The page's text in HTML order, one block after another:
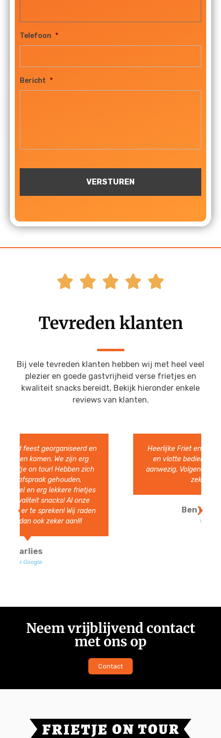
Telefoon *
Bericht *
    
Tevreden klanten
Bij vele tevreden klanten hebben wij met heel veel
plezier en goede gastvrijheid verse frietjes en
kwaliteit snacks bereidt, Bekijk hieronder enkele
reviews van klanten.
Heerlijke Friet en snacks. Hele vriendelijke
en vlotte bediening. Ruim van te voren
aanwezig. Volgend jaar nodigen we ze zeer
Ben Heesakkers
Neem vrijblijvend contact
met ons op
Contact